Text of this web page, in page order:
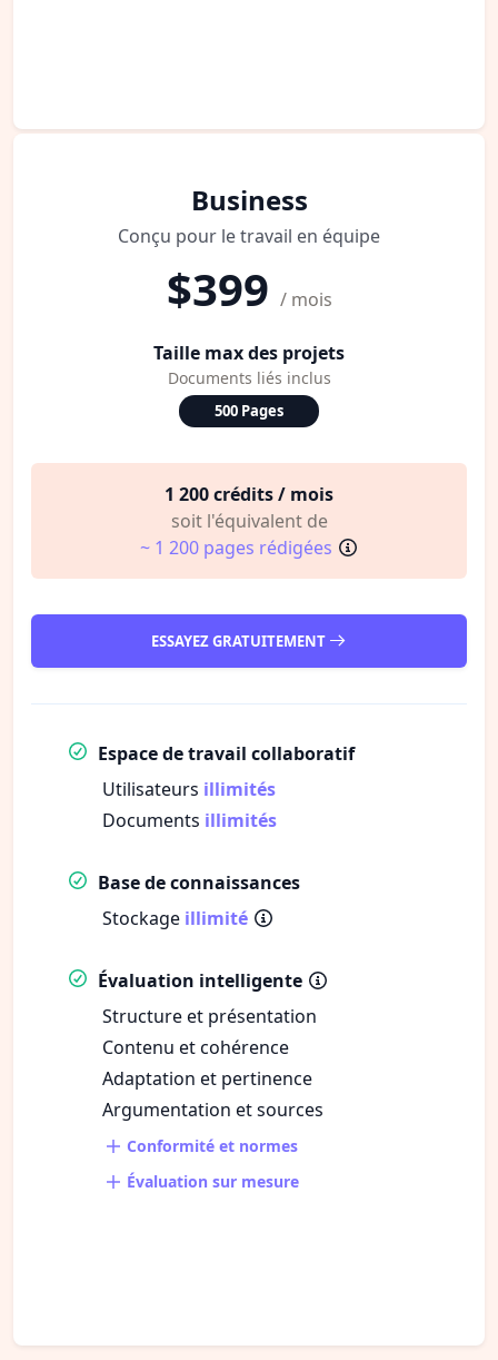
Business
Conçu pour le travail en équipe
$399 / mois
Taille max des projets
Documents liés inclus
500 Pages
1 200 crédits / mois
soit l'équivalent de
~ 1 200 pages rédigées
ESSAYEZ GRATUITEMENT
Espace de travail collaboratif
Utilisateurs illimités
Documents illimités
Base de connaissances
Stockage illimité
Évaluation intelligente
Structure et présentation
Contenu et cohérence
Adaptation et pertinence
Argumentation et sources
Conformité et normes
Évaluation sur mesure